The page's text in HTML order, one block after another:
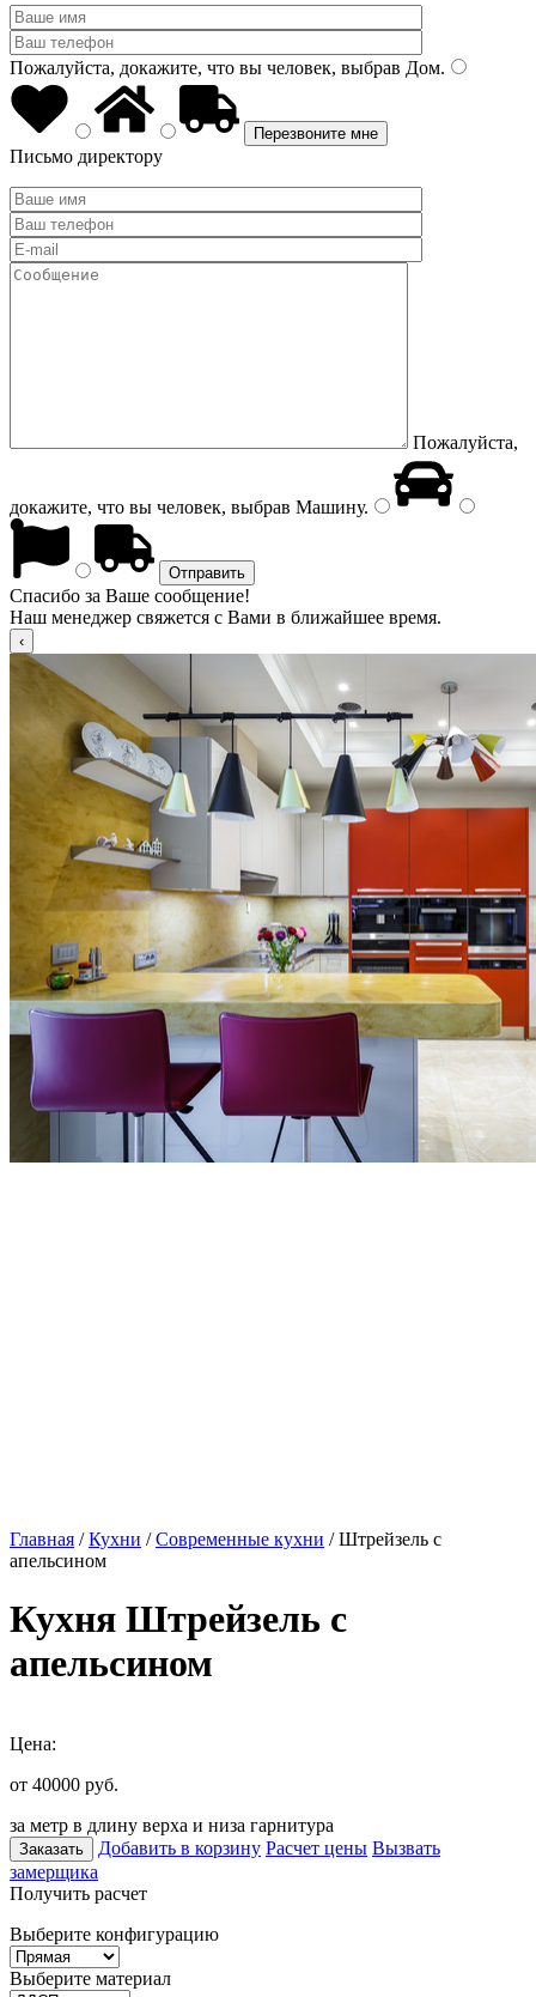
Пожалуйста, докажите, что вы человек, выбрав Дом.
Письмо директору
Пожалуйста,
докажите, что вы человек, выбрав Машину.
Спасибо за Ваше сообщение!
Наш менеджер свяжется с Вами в ближайшее время.
Главная /Кухни /Современные кухни / Штрейзель с
апельсином
Кухня Штрейзель с
апельсином
Цена:
от 40000 руб.
за метр в длину верха и низа гарнитура
Заказать Добавить в корзину Расчет цены Вызвать
замерщика
Получить расчет
Выберите конфигурацию
Выберите материал